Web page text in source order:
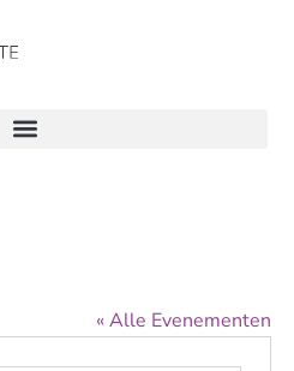
« Alle Evenementen